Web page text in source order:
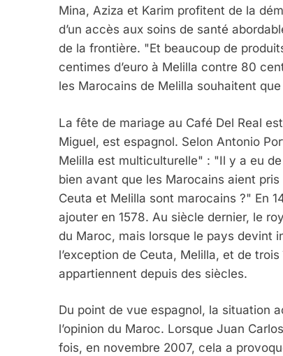
Mina, Aziza et Karim profitent de la
d’un accès aux soins de santé
de la frontière. "Et beaucoup de
centimes d’euro à Melilla contre 80
les Marocains de Melilla souhaitent
La fête de mariage au Café Del Real
Miguel, est espagnol. Selon Antonio
Melilla est multiculturelle" : "Il y a eu
bien avant que les Marocains aient
Ceuta et Melilla sont marocains ?" En
ajouter en 1578. Au siècle dernier, le
du Maroc, mais lorsque le pays devint
l’exception de Ceuta, Melilla, et de
appartiennent depuis des siècles.
Du point de vue espagnol, la situation
l’opinion du Maroc. Lorsque Juan
fois, en novembre 2007, cela a